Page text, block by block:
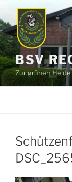
Inhalt
springen
BSV
Zur grünen Heide